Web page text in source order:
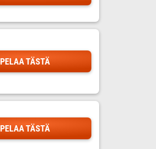
PELAA TÄSTÄ
PELAA TÄSTÄ